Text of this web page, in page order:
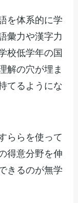
を体系的に学
彙力や漢字力
校低学年の国
解の穴が埋ま
てるようにな
ららを使って
得意分野を伸
きるのが無学